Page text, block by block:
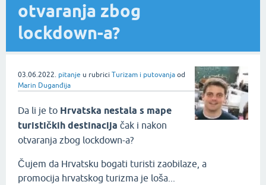
otvaranja zbog
lockdown-a?
03.06.2022. pitanje u rubrici Turizam i putovanja od
Marin Duganđija
Da li je to Hrvatska nestala s mape
turističkih destinacija čak i nakon
otvaranja zbog lockdown-a?
Čujem da Hrvatsku bogati turisti zaobilaze, a
promocija hrvatskog turizma je loša...